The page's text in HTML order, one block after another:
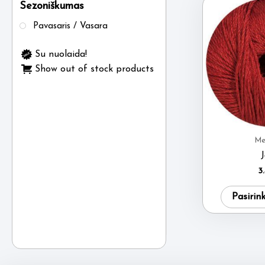
Sezoniškumas
Pavasaris / Vasara
Su nuolaida!
Show out of stock products